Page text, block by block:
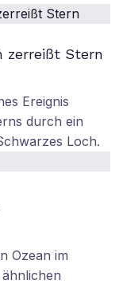
zerreißt Stern
Ereignis
durch ein
Loch.
Ozean im